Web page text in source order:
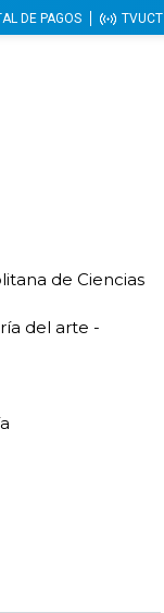
DE PAGOS TVUCT
de Ciencias
del arte -